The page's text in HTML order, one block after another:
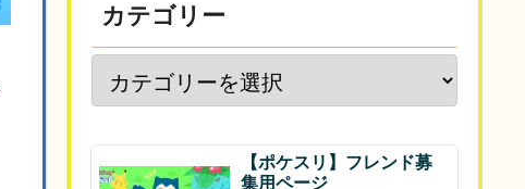
カテゴリー
【ポケスリ】フレンド募
集用ページ